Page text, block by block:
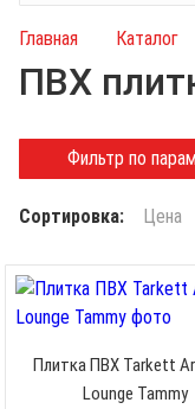
и
о
т
л
о
Главная Каталог
ПВХ
Фильтр по
Сортировка: Цена
Плитка ПВХ Tarkett
Lounge Tammy